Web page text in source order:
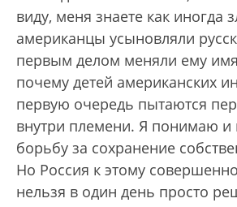
виду, меня знаете как иногда
американцы усыновляли
первым делом меняли ему
почему детей американских
первую очередь пытаются
внутри племени. Я понимаю
борьбу за сохранение
Но Россия к этому
нельзя в один день просто